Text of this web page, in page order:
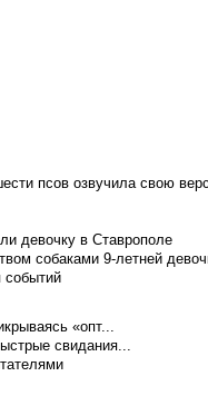
псов озвучила свою
девочку в Ставрополе
собаками 9-летней
событий
«опт...
свидания...